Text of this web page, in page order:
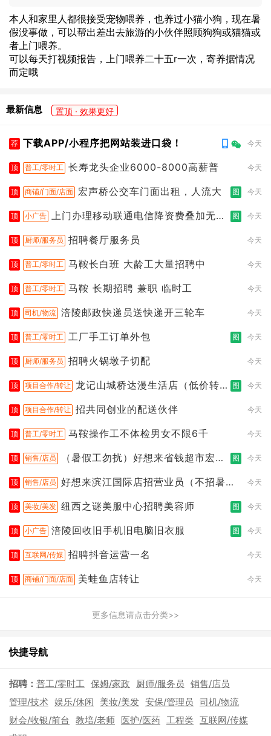
本人和家里人都很接受宠物喂养，也养过小猫小狗，现在暑
假没事做，可以帮出差出去旅游的小伙伴照顾狗狗或猫猫或
者上门喂养。
可以每天打视频报告，上门喂养二十五r一次，寄养据情况
而定哦
最新信息 置顶 · 效果更好
荐 下载APP/小程序把网站装进口袋！ 今天
顶 普工/零时工 长寿龙头企业6000-8000高薪普 今天
顶 商铺/门面/店面 宏声桥公交车门面出租，人流大 图 今天
顶 小广告 上门办理移动联通电信降资费叠加无限
图 今天
顶 厨师/服务员 招聘餐厅服务员 今天
顶 普工/零时工 马鞍长白班 大龄工大量招聘中 今天
顶 普工/零时工 马鞍 长期招聘 兼职 临时工 今天
顶 司机/物流 涪陵邮政快递员送快递开三轮车 今天
顶 普工/零时工 工厂手工订单外包 图 今天
顶 厨师/服务员 招聘火锅墩子切配 今天
顶 项目合作/转让 龙记山城桥达漫生活店（低价转
图 今天
顶 项目合作/转让 招共同创业的配送伙伴 今天
顶 普工/零时工 马鞍操作工不体检男女不限6千 今天
顶 销售/店员
（暑假工勿扰）好想来省钱超市宏声
图 今天
顶 销售/店员 好想来滨江国际店招营业员（不招暑假
今天
顶 美妆/美发 纽西之谜美服中心招聘美容师 图 今天
顶 小广告 涪陵回收旧手机旧电脑旧衣服 图 今天
顶 互联网/传媒 招聘抖音运营一名 今天
顶 商铺/门面/店面 美蛙鱼店转让 今天
更多信息请点击分类>>
快捷导航
招聘： 普工/零时工 保姆/家政 厨师/服务员 销售/店员
管理/技术 娱乐/休闲 美妆/美发 安保/管理员 司机/物流
财会/收银/前台 教培/老师 医护/医药 工程类 互联网/传媒